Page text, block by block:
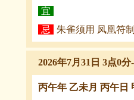
宜
忌
朱雀须用 凤凰符
2026年7月31日 3点0
丙午年 乙未月 丙午日